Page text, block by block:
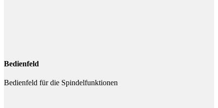
Bedienfeld
Bedienfeld für die Spindelfunktionen